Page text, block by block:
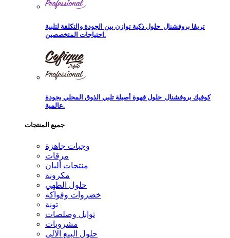
تريڨا بروفشنال حلول ذكية توازن بين الجودة والتكلفة لتلبية
احتياجات المتخصصين.
كوفيك بروفشنال حلول قهوة أصيلة تلبي الذوق المحلي بجودة
عالمية.
جميع المنتجات
وجبات جاهزة
مرقات
منتجات ألبان
مكرونة
حلول الطهي
خضروات وفواكه
تونة
توابل وصلصات
مشروبات
حلول البيع الآلي